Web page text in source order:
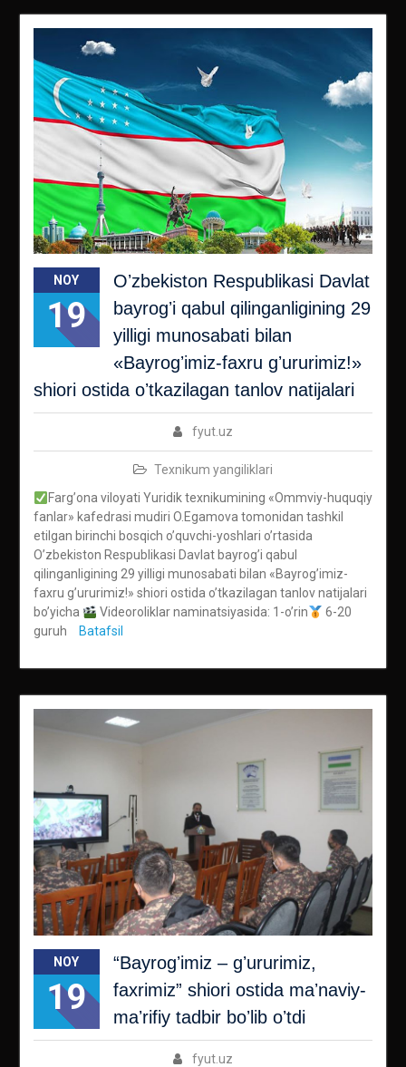
NOY
19
Oʼzbekiston Respublikasi Davlat
bayrogʼi qabul qilinganligining 29
yilligi munosabati bilan
«Bayrogʼimiz-faxru gʼururimiz!»
shiori ostida oʼtkazilagan tanlov natijalari
fyut.uz
Texnikum yangiliklari
Fargʼona viloyati Yuridik texnikumining «Ommviy-huquqiy
fanlar» kafedrasi mudiri O.Egamova tomonidan tashkil
etilgan birinchi bosqich oʼquvchi-yoshlari oʼrtasida
Oʼzbekiston Respublikasi Davlat bayrogʼi qabul
qilinganligining 29 yilligi munosabati bilan «Bayrogʼimiz-
faxru gʼururimiz!» shiori ostida oʼtkazilagan tanlov natijalari
boʼyicha
Videoroliklar naminatsiyasida: 1-oʼrin
6-20
guruh
Batafsil
NOY
19
“Bayrogʼimiz – gʼururimiz,
faxrimiz” shiori ostida maʼnaviy-
maʼrifiy tadbir boʼlib oʼtdi
fyut.uz